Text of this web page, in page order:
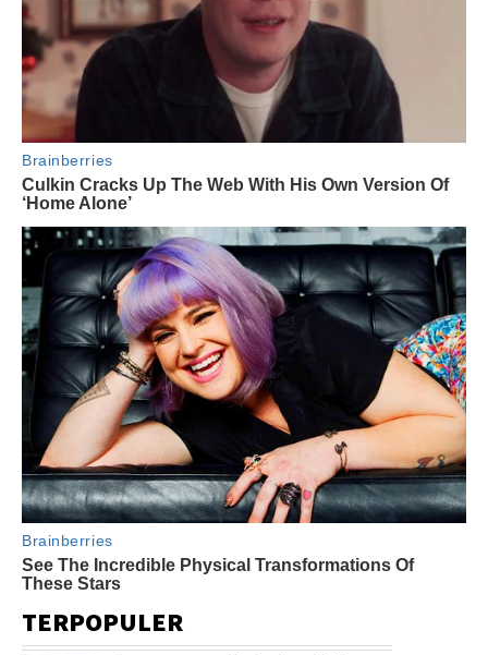
TERPOPULER